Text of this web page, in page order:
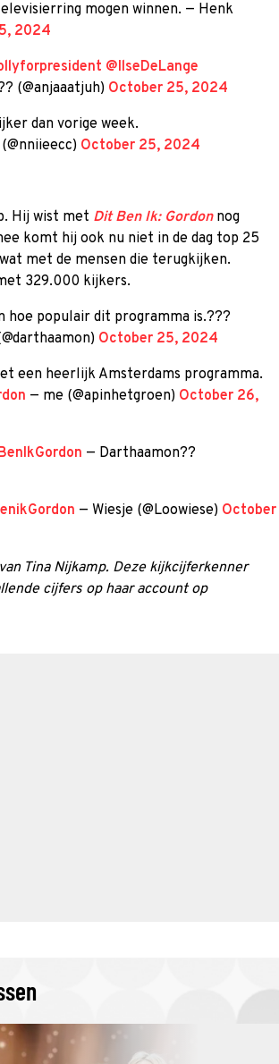
mogen winnen. — Henk
2024
@IlseDeLange
(@anjaaatjuh) October 25, 2024
dan vorige week.
October 25, 2024
Hij wist met Dit Ben Ik: Gordonnog
komt hij ook nu niet in de dag top 25
met de mensen die terugkijken.
329.000 kijkers.
hoe populair dit programma is.???
October 25, 2024
een heerlijk Amsterdams programma.
— me (@apinhetgroen) October 26,
— Darthaamon??
— Wiesje (@Loowiese) October
Tina Nijkamp. Deze kijkcijferkenner
cijfers op haar account op